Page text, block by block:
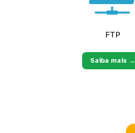
FTP
Saiba mais →